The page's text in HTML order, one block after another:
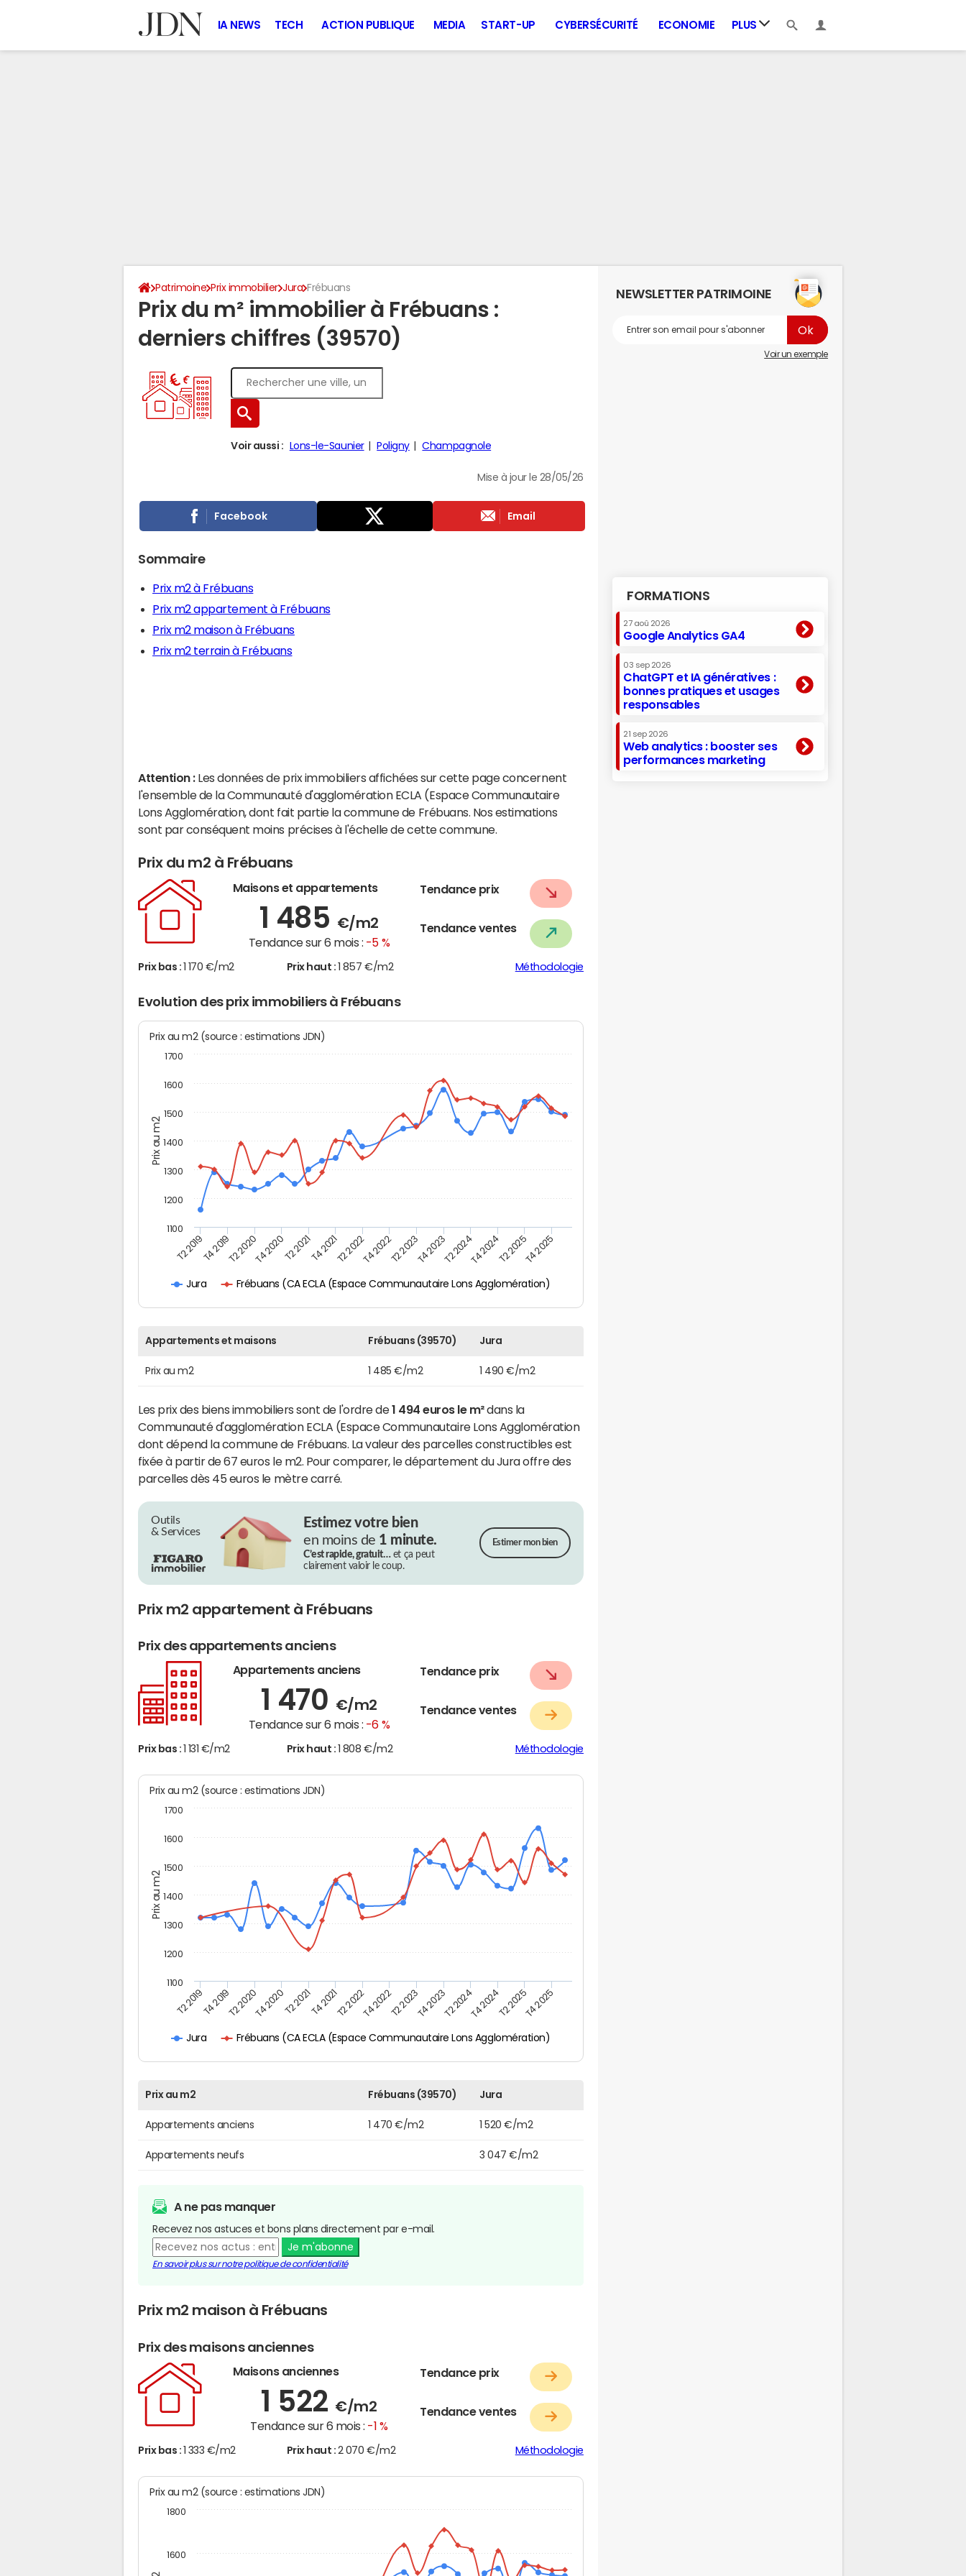
IA NEWS TECH ACTION PUBLIQUE MEDIA START-UP CYBERSÉCURITÉ ECONOMIE PLUS
Patrimoine Prix immobilier Jura Frébuans
Prix du m² immobilier à Frébuans :
derniers chiffres (39570)
Voir aussi : Lons-le-Saunier Poligny Champagnole
Mise à jour le 28/05/26
Facebook Email
Sommaire
Prix m2 à Frébuans
Prix m2 appartement à Frébuans
Prix m2 maison à Frébuans
Prix m2 terrain à Frébuans
Attention : Les données de prix immobiliers affichées sur cette page concernent
l'ensemble de la Communauté d'agglomération ECLA (Espace Communautaire
Lons Agglomération, dont fait partie la commune de Frébuans. Nos estimations
sont par conséquent moins précises à l'échelle de cette commune.
Prix du m2 à Frébuans
Maisons et appartements
1 485 €/m2
Tendance sur 6 mois : -5 %
Tendance prix
Tendance ventes
Prix bas : 1 170 €/m2 Prix haut : 1 857 €/m2 Méthodologie
Evolution des prix immobiliers à Frébuans
Prix au m2
Prix au m2 (source : estimations JDN)
Jura Frébuans (CA ECLA (Espace Communautaire Lons Agglomération)
T2 2019T4 2019T2 2020T4 2020T2 2021T4 2021T2 2022T4 2022T2 2023T4 2023T2 2024T4 2024T2 2025T4 2025
1100
1200
1300
1400
1500
1600
1700
Appartements et maisons Frébuans (39570) Jura
Prix au m2 1 485 €/m2 1 490 €/m2
Les prix des biens immobiliers sont de l'ordre de1 494 euros le m²dans la
Communauté d'agglomération ECLA (Espace Communautaire Lons Agglomération
dont dépend la commune de Frébuans. La valeur des parcelles constructibles est
fixée à partir de 67 euros le m2. Pour comparer, le département du Jura offre des
parcelles dès 45 euros le mètre carré.
Outils
& Services
Estimez votre bien
en moins de 1 minute.
C’est rapide, gratuit…et ça peut
clairement valoir le coup.
Estimer mon bien
Prix m2 appartement à Frébuans
Prix des appartements anciens
Appartements anciens
1 470 €/m2
Tendance sur 6 mois : -6 %
Tendance prix
Tendance ventes
Prix bas : 1 131 €/m2 Prix haut : 1 808 €/m2 Méthodologie
Prix au m2
Prix au m2 (source : estimations JDN)
Jura Frébuans (CA ECLA (Espace Communautaire Lons Agglomération)
T2 2019T4 2019T2 2020T4 2020T2 2021T4 2021T2 2022T4 2022T2 2023T4 2023T2 2024T4 2024T2 2025T4 2025
1100
1200
1300
1400
1500
1600
1700
Prix au m2 Frébuans (39570) Jura
Appartements anciens 1 470 €/m2 1 520 €/m2
Appartements neufs 3 047 €/m2
A ne pas manquer
Recevez nos astuces et bons plans directement par e-mail.
Je m'abonne
En savoir plus sur notre politique de confidentialité
Prix m2 maison à Frébuans
Prix des maisons anciennes
Maisons anciennes
1 522 €/m2
Tendance sur 6 mois : -1 %
Tendance prix
Tendance ventes
Prix bas : 1 333 €/m2 Prix haut : 2 070 €/m2 Méthodologie
Prix au m2 (source : estimations JDN)
1600
1800
NEWSLETTER PATRIMOINE
Voir un exemple
FORMATIONS
27 aoû 2026
Google Analytics GA4
03 sep 2026
ChatGPT et IA génératives :
bonnes pratiques et usages
responsables
21 sep 2026
Web analytics : booster ses
performances marketing